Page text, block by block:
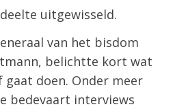
uitgewisseld.
van het bisdom
belichtte kort wat
gaat doen. Onder meer
bedevaart interviews